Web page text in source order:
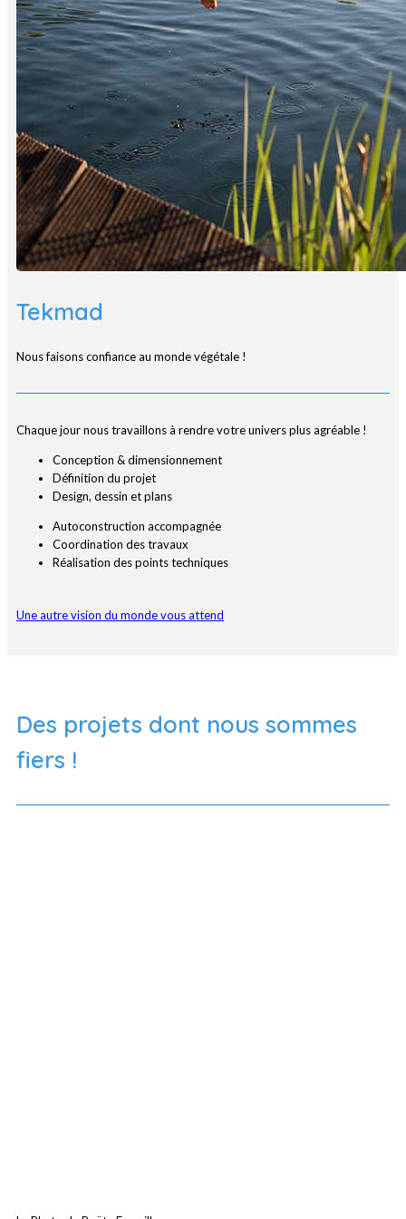
Tekmad
Nous faisons confiance au monde végétale !
Chaque jour nous travaillons à rendre votre univers plus agréable !
Conception & dimensionnement
Définition du projet
Design, dessin et plans
Autoconstruction accompagnée
Coordination des travaux
Réalisation des points techniques
Une autre vision du monde vous attend
Des projets dont nous sommes
fiers !